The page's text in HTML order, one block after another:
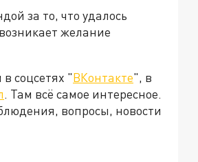
за то, что удалось
желание
соцсетях "ВКонтакте", в
. Там всё самое интересное.
вопросы, новости